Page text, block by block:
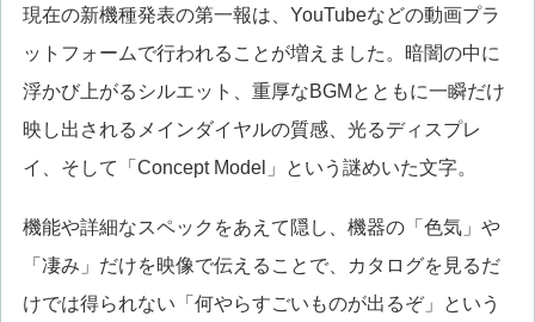
現在の新機種発表の第一報は、YouTubeなどの動画プラ
ットフォームで行われることが増えました。暗闇の中に
浮かび上がるシルエット、重厚なBGMとともに一瞬だけ
映し出されるメインダイヤルの質感、光るディスプレ
イ、そして「Concept Model」という謎めいた文字。
機能や詳細なスペックをあえて隠し、機器の「色気」や
「凄み」だけを映像で伝えることで、カタログを見るだ
けでは得られない「何やらすごいものが出るぞ」という